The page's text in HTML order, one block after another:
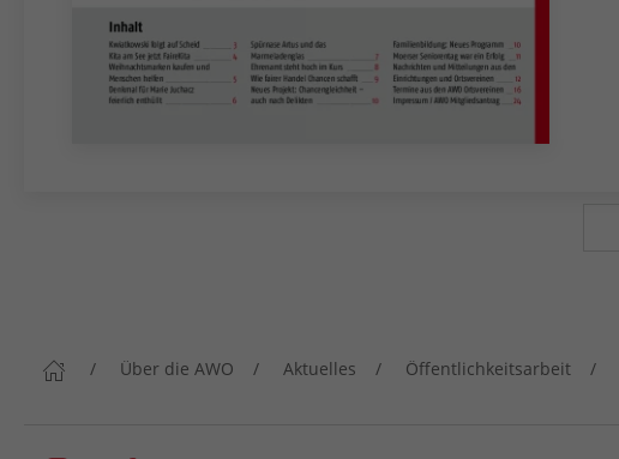
Über die AWO Aktuelles Öffentlichkeitsarbeit